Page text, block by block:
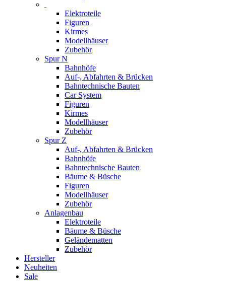
Elektroteile
Figuren
Kirmes
Modellhäuser
Zubehör
Spur N
Bahnhöfe
Auf-, Abfahrten & Brücken
Bahntechnische Bauten
Car System
Figuren
Kirmes
Modellhäuser
Zubehör
Spur Z
Auf-, Abfahrten & Brücken
Bahnhöfe
Bahntechnische Bauten
Bäume & Büsche
Figuren
Modellhäuser
Zubehör
Anlagenbau
Elektroteile
Bäume & Büsche
Geländematten
Zubehör
Hersteller
Neuheiten
Sale